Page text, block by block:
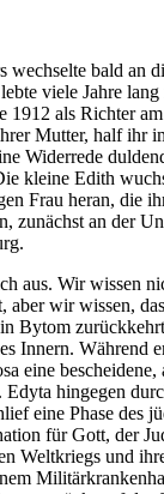
wechselte bald an
viele Jahre
1912 als Richter
Mutter, half ihr
Widerrede
kleine Edith
Frau heran, die
zunächst an der
aus. Wir wissen
aber wir wissen,
Bytom
Innern. Während
eine bescheidene,
Edyta hingegen
eine Phase des
für Gott, der
Weltkriegs und